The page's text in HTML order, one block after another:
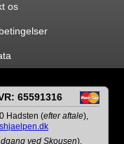
os
65591316
Hadsten (efter aftale),
ved Skousen),